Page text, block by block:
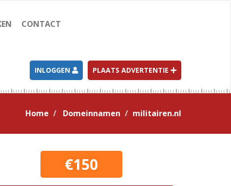
CONTACT
INLOGGEN PLAATS ADVERTENTIE
Home Domeinnamen militairen.nl
€150